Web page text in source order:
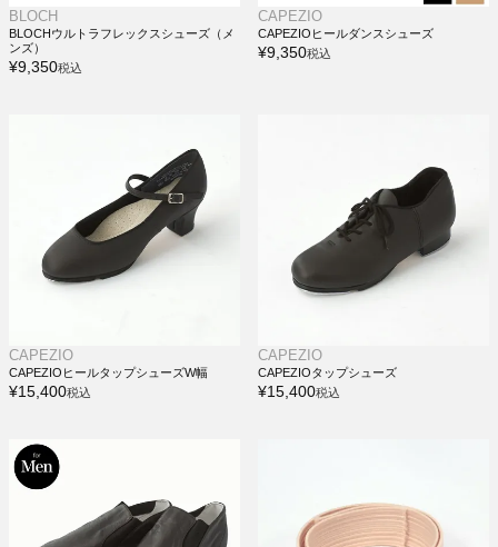
BLOCH
BLOCHウルトラフレックスシューズ（メ
ンズ）
¥9,350税込
CAPEZIO
CAPEZIOヒールダンスシューズ
¥9,350税込
CAPEZIO
CAPEZIOヒールタップシューズW幅
¥15,400税込
CAPEZIO
CAPEZIOタップシューズ
¥15,400税込